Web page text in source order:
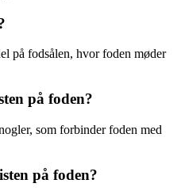
på fodsålen, hvor foden møder
på foden?
som forbinder foden med
på foden?